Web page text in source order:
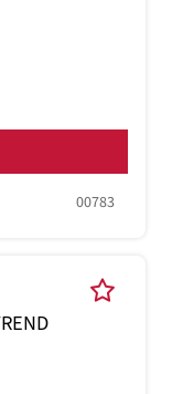
00783